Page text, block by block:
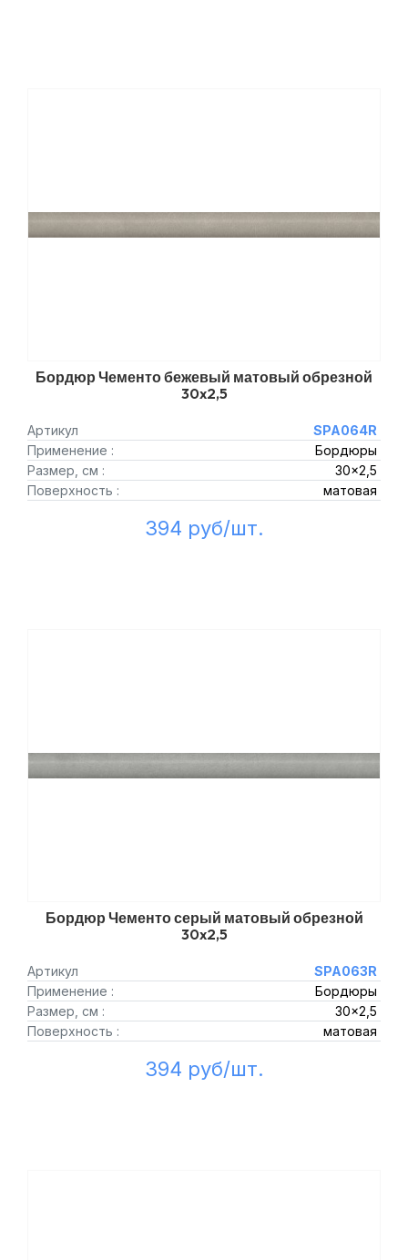
Бордюр Чементо бежевый матовый обрезной
30x2,5
Артикул
SPA064R
Применение :
Бордюры
Размер, см :
30x2,5
Поверхность :
матовая
394 руб/шт.
Бордюр Чементо серый матовый обрезной
30x2,5
Артикул
SPA063R
Применение :
Бордюры
Размер, см :
30x2,5
Поверхность :
матовая
394 руб/шт.